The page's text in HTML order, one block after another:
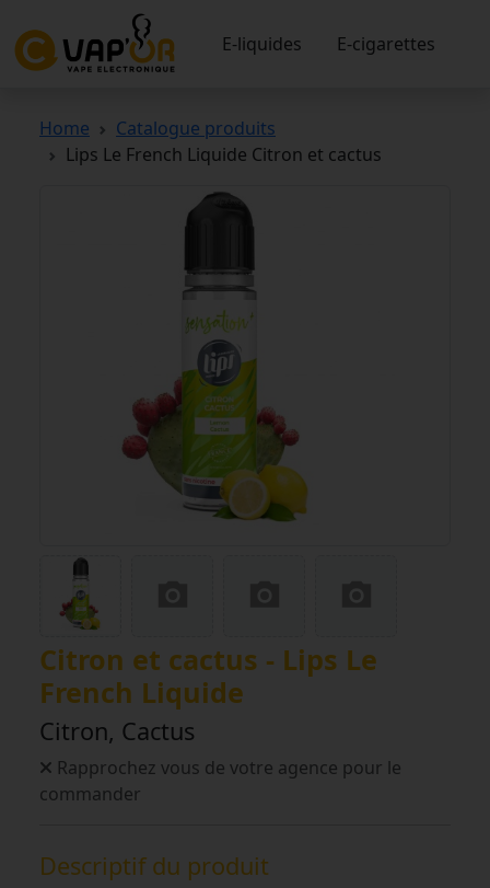
E-liquides E-cigarettes
Home
Catalogue produits
Lips Le French Liquide Citron et cactus
Citron et cactus - Lips Le
French Liquide
Citron, Cactus
Rapprochez vous de votre agence pour le
commander
Descriptif du produit